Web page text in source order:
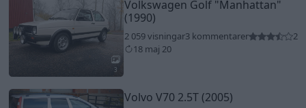
3
Volkswagen Golf "Manhattan"
(1990)
2 059 visningar3 kommentarer
2
18 maj 20
Volvo V70 2.5T (2005)